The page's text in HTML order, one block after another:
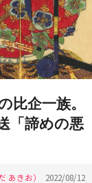
比企一族。
「諦めの悪
あきお） 2022/08/12